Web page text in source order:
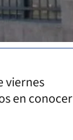
viernes
en conocer